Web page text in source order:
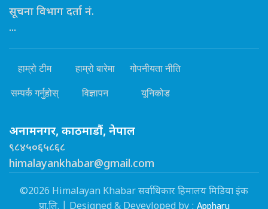
सूचना विभाग दर्ता नं.
...
हाम्रो टीम हाम्रो बारेमा गोपनीयता नीति
सम्पर्क गर्नुहोस् विज्ञापन यूनिकोड
अनामनगर, काठमाडौं, नेपाल
९८४५०६५८६८
himalayankhabar@gmail.com
©2026 Himalayan Khabar सर्वाधिकार हिमालय मिडिया इंक